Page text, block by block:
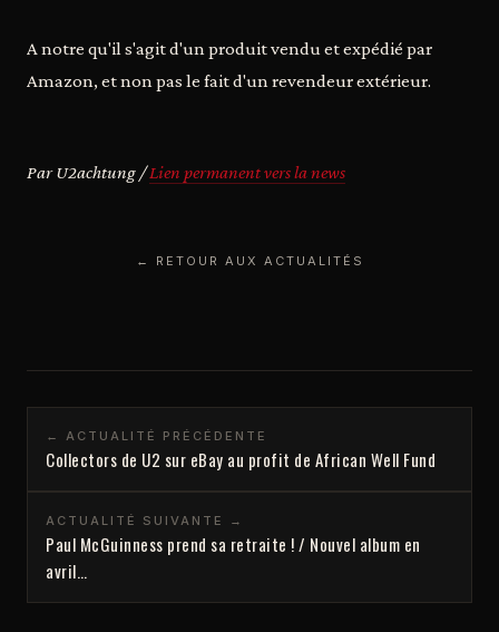
A notre qu'il s'agit d'un produit vendu et expédié par
Amazon, et non pas le fait d'un revendeur extérieur.
Par U2achtung /Lien permanent vers la news
← RETOUR AUX ACTUALITÉS
← ACTUALITÉ PRÉCÉDENTE
Collectors de U2 sur eBay au profit de African Well Fund
ACTUALITÉ SUIVANTE →
Paul McGuinness prend sa retraite ! / Nouvel album en
avril…